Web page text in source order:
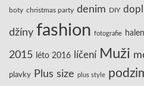
boty christmas party denim DIY
džíny fashion fotografie
2015 léto 2016 líčení Muži
plavky Plus size plus style